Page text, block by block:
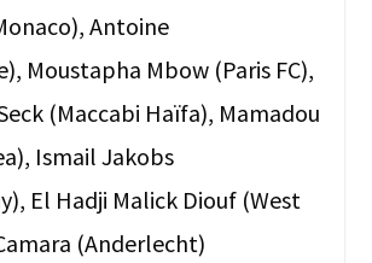
Antoine
Moustapha Mbow (Paris FC),
(Maccabi Haïfa), Mamadou
Ismail Jakobs
El Hadji Malick Diouf (West
(Anderlecht)